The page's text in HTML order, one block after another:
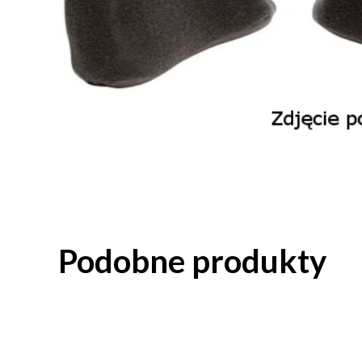
Podobne produkty